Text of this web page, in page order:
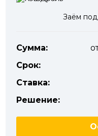
Заём под
Сумма:
Срок:
Ставка:
Решение: